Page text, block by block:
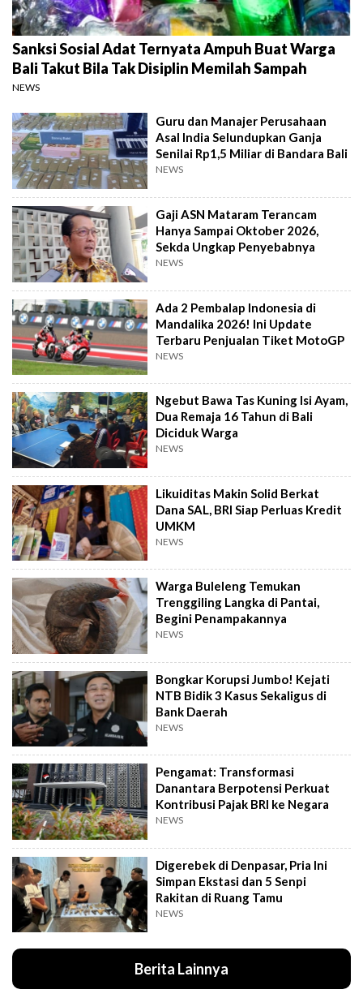
Sanksi Sosial Adat Ternyata Ampuh Buat Warga
Bali Takut Bila Tak Disiplin Memilah Sampah
NEWS
Guru dan Manajer Perusahaan
Asal India Selundupkan Ganja
Senilai Rp1,5 Miliar di Bandara Bali
NEWS
Gaji ASN Mataram Terancam
Hanya Sampai Oktober 2026,
Sekda Ungkap Penyebabnya
NEWS
Ada 2 Pembalap Indonesia di
Mandalika 2026! Ini Update
Terbaru Penjualan Tiket MotoGP
NEWS
Ngebut Bawa Tas Kuning Isi Ayam,
Dua Remaja 16 Tahun di Bali
Diciduk Warga
NEWS
Likuiditas Makin Solid Berkat
Dana SAL, BRI Siap Perluas Kredit
UMKM
NEWS
Warga Buleleng Temukan
Trenggiling Langka di Pantai,
Begini Penampakannya
NEWS
Bongkar Korupsi Jumbo! Kejati
NTB Bidik 3 Kasus Sekaligus di
Bank Daerah
NEWS
Pengamat: Transformasi
Danantara Berpotensi Perkuat
Kontribusi Pajak BRI ke Negara
NEWS
Digerebek di Denpasar, Pria Ini
Simpan Ekstasi dan 5 Senpi
Rakitan di Ruang Tamu
NEWS
Berita Lainnya